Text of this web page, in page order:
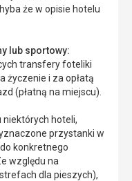
że w opisie hotelu
lub sportowy:
transfery foteliki
życzenie i za opłatą
(płatną na miejscu).
niektórych hoteli,
przystanki w
konkretnego
względu na
dla pieszych),